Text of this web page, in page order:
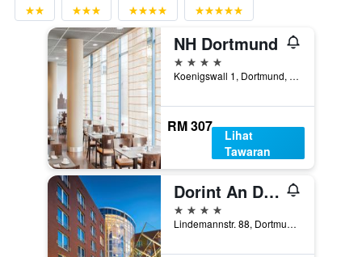
NH Dortmund
4 bintang
Koenigswall 1, Dortmund, North Rhine-Westphalia, Jerman
RM 307
Lihat
Tawaran
Dorint An Den Westfalenhallen Dortmund
4 bintang
Lindemannstr. 88, Dortmund, North Rhine-Westphalia, Jerman